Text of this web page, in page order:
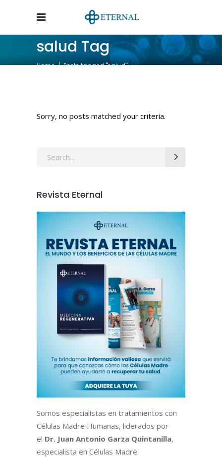
salud Tag
Home/Posts tagged "salud"
Sorry, no posts matched your criteria.
Revista Eternal
Somos especialistas en tratamientos con
Células Madre Humanas, liderados por
el Dr. Juan Antonio Garza Quintanilla,
especialista en Células Madre.